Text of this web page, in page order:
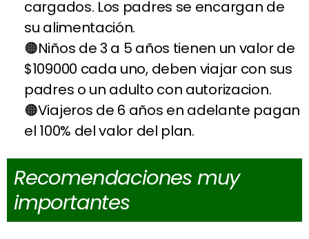
cargados. Los padres se encargan de
su alimentación.
Niños de 3 a 5 años tienen un valor de
$109000 cada uno, deben viajar con sus
padres o un adulto con autorizacion.
Viajeros de 6 años en adelante pagan
el 100% del valor del plan.
Recomendaciones muy
importantes